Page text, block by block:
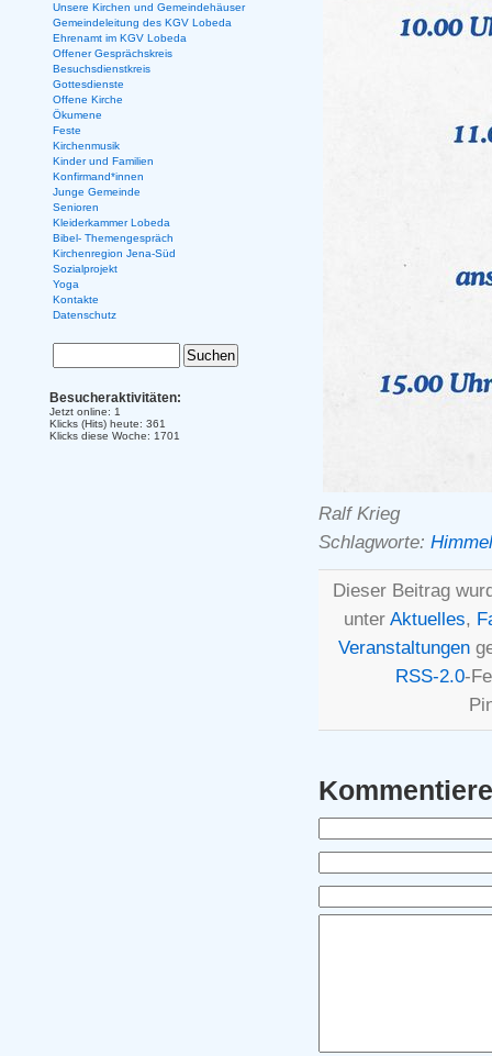
Ralf Krieg
Schlagworte:
Dieser Beitrag
unter Aktuelles,
Veranstaltungen
RSS-2.0-
Unsere Kirchen und Gemeindehäuser
Gemeindeleitung des KGV Lobeda
Ehrenamt im KGV Lobeda
Offener Gesprächskreis
Besuchsdienstkreis
Gottesdienste
Offene Kirche
Ökumene
Feste
Kirchenmusik
Kinder und Familien
Konfirmand*innen
Junge Gemeinde
Senioren
Kleiderkammer Lobeda
Bibel- Themengespräch
Kirchenregion Jena-Süd
Sozialprojekt
Yoga
Kontakte
Datenschutz
Besucheraktivitäten:
Jetzt online: 1
Klicks (Hits) heute: 361
Klicks diese Woche: 1701